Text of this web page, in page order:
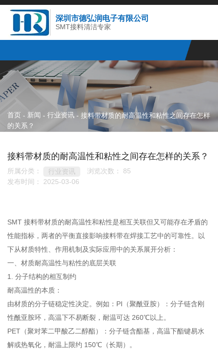
深圳市德弘润电子有限公司
SMT接料清洁专家
首页 - 新闻 - 行业资讯 - 接料带材质的耐高温性和粘性之间存在怎样
的关系？
接料带材质的耐高温性和粘性之间存在怎样的关系？
所属分类： 行业资讯 浏览次数： 85
发布时间： 2025-03-06
SMT 接料带材质的耐高温性和粘性是相互关联但又可能存在矛盾的
性能指标，两者的平衡直接影响接料带在焊接工艺中的可靠性。以
下从材质特性、作用机制及实际应用中的关系展开分析：
一、材质耐高温性与粘性的底层关联
1. 分子结构的相互制约
耐高温性的本质：
由材质的分子链稳定性决定。例如：PI（聚酰亚胺）：分子链含刚
性酰亚胺环，高温下不易断裂，耐温可达 260℃以上。
PET（聚对苯二甲酸乙二醇酯）：分子链含酯基，高温下酯键易水
解或热氧化，耐温上限约 150℃（长期）。